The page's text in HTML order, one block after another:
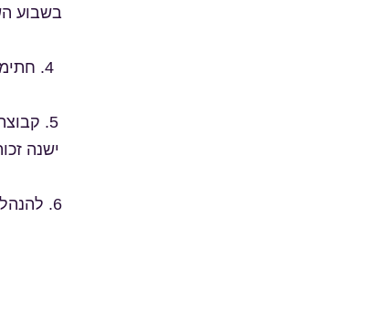
בשבוע
4.
5.
ישנה
6. להנהלת הריקוד ישנה הזכות לבטל ו/או לשנות זמני שיעורים של קבוצה מסיבות שונות.